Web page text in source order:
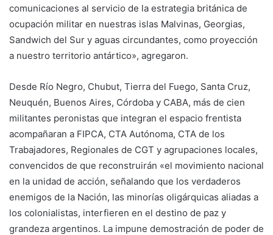
comunicaciones al servicio de la estrategia británica de
ocupación militar en nuestras islas Malvinas, Georgias,
Sandwich del Sur y aguas circundantes, como proyección
a nuestro territorio antártico», agregaron.
Desde Río Negro, Chubut, Tierra del Fuego, Santa Cruz,
Neuquén, Buenos Aires, Córdoba y CABA, más de cien
militantes peronistas que integran el espacio frentista
acompañaran a FIPCA, CTA Autónoma, CTA de los
Trabajadores, Regionales de CGT y agrupaciones locales,
convencidos de que reconstruirán «el movimiento nacional
en la unidad de acción, señalando que los verdaderos
enemigos de la Nación, las minorías oligárquicas aliadas a
los colonialistas, interfieren en el destino de paz y
grandeza argentinos. La impune demostración de poder de